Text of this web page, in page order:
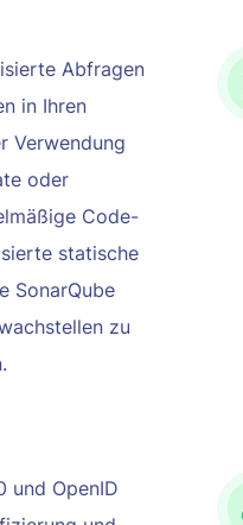
Abfragen
in Ihren
Verwendung
oder
Code-
statische
SonarQube
zu
und OpenID